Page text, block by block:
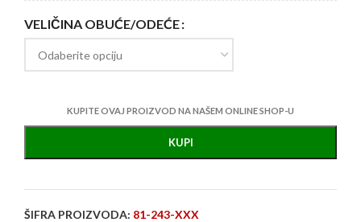
VELIČINA OBUĆE/ODEĆE
KUPITE OVAJ PROIZVOD NA NAŠEM ONLINE SHOP-U
KUPI
ŠIFRA PROIZVODA: 81-243-XXX